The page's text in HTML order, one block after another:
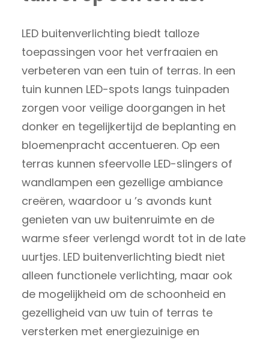
LED buitenverlichting biedt talloze
toepassingen voor het verfraaien en
verbeteren van een tuin of terras. In een
tuin kunnen LED-spots langs tuinpaden
zorgen voor veilige doorgangen in het
donker en tegelijkertijd de beplanting en
bloemenpracht accentueren. Op een
terras kunnen sfeervolle LED-slingers of
wandlampen een gezellige ambiance
creëren, waardoor u ’s avonds kunt
genieten van uw buitenruimte en de
warme sfeer verlengd wordt tot in de late
uurtjes. LED buitenverlichting biedt niet
alleen functionele verlichting, maar ook
de mogelijkheid om de schoonheid en
gezelligheid van uw tuin of terras te
versterken met energiezuinige en